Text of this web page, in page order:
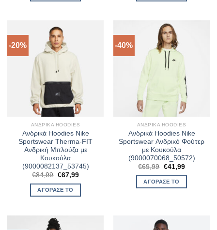
-20%
ΑΝΔΡΙΚΆ HOODIES
Ανδρικά Hoodies Nike
Sportswear Therma-FIT
Ανδρική Μπλούζα με
Κουκούλα
(9000082137_53745)
€84,99 Original
was:
€84,99.
€67,99Η
ΑΓΌΡΑΣΈ ΤΟ
-40%
ΑΝΔΡΙΚΆ HOODIES
Ανδρικά Hoodies Nike
Sportswear Ανδρικό Φούτερ
με Κουκούλα
(9000070068_50572)
€69,99 Original
was:
€69,99.
€41,99Η
ΑΓΌΡΑΣΈ ΤΟ